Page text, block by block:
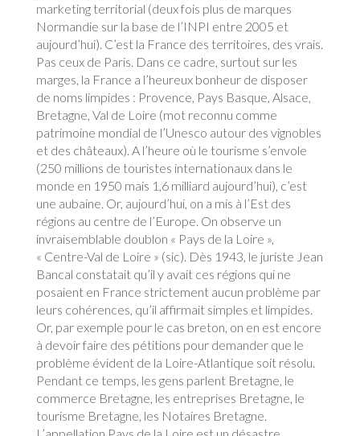
marketing territorial (deux fois plus de marques
Normandie sur la base de l’INPI entre 2005 et
aujourd’hui). C’est la France des territoires, des vrais.
Pas ceux de Paris. Dans ce cadre, surtout sur les
marges, la France a l’heureux bonheur de disposer
de noms limpides : Provence, Pays Basque, Alsace,
Bretagne, Val de Loire (mot reconnu comme
patrimoine mondial de l’Unesco autour des vignobles
et des châteaux). A l’heure où le tourisme s’envole
(250 millions de touristes internationaux dans le
monde en 1950 mais 1,6 milliard aujourd’hui), c’est
une aubaine. Or, aujourd’hui, on a mis à l’Est des
régions au centre de l’Europe. On observe un
invraisemblable doublon « Pays de la Loire »,
« Centre-Val de Loire » (sic). Dès 1943, le juriste Jean
Bancal constatait qu’il y avait ces régions qui ne
posaient en France strictement aucun problème par
leurs cohérences, qu’il affirmait simples et limpides.
Or, par exemple pour le cas breton, on en est encore
à devoir faire des pétitions pour demander que le
problème évident de la Loire-Atlantique soit résolu.
Pendant ce temps, les gens parlent Bretagne, le
commerce Bretagne, les entreprises Bretagne, le
tourisme Bretagne, les Notaires Bretagne.